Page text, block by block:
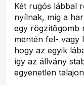
Két rugós lábbal
nyílnak, míg a
egy rögzítőgomb
mentén fel- vagy
hogy az egyik
így az állvány
egyenetlen